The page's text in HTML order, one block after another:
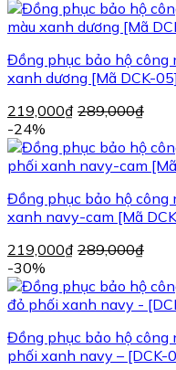
Đồng phục bảo hộ công
xanh dương [Mã DCK-05]
219,000₫ 289,000₫
-24%
Đồng phục bảo hộ công
xanh navy-cam [Mã
219,000₫ 289,000₫
-30%
Đồng phục bảo hộ công
phối xanh navy – [DCK-